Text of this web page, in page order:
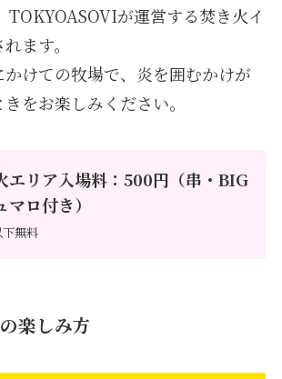
TOKYOASOVIが運営する焚き火イ
ます。
けての牧場で、炎を囲むかけが
をお楽しみください。
エリア入場料：500円（串・BIG
マロ付き）
無料
楽しみ方